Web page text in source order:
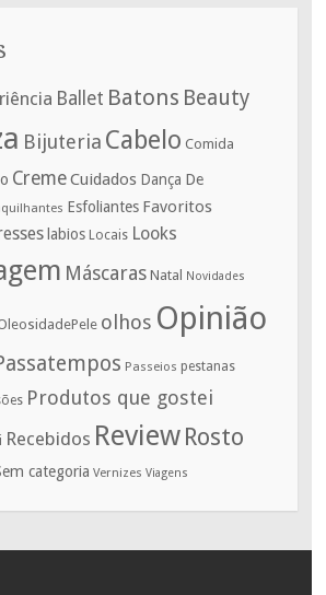
Ballet Batons Beauty
Bijuteria Cabelo Comida
CremeCuidados Dança De
Esfoliantes Favoritos
labios Locais Looks
Máscaras Natal Novidades
olhos Opinião
Passeios pestanas
Produtos que gostei
Recebidos Review Rosto
categoria Vernizes Viagens